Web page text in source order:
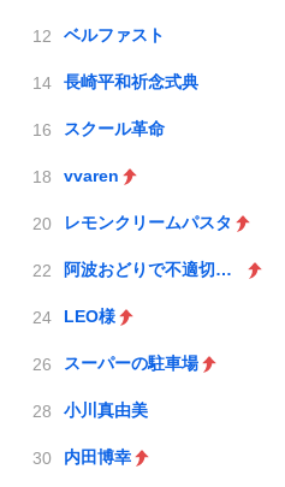
ベルファスト
長崎平和祈念式典
スクール革命
vvaren
レモンクリームパスタ
阿波おどりで不適切な動画
LEO様
スーパーの駐車場
小川真由美
内田博幸